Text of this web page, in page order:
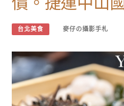
台北美食 麥仔の攝影手札